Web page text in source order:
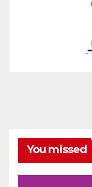
You missed